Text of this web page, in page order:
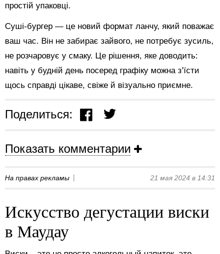
простій упаковці.
Суші-бургер — це новий формат ланчу, який поважає
ваш час. Він не забирає зайвого, не потребує зусиль,
не розчаровує у смаку. Це рішення, яке доводить:
навіть у будній день посеред графіку можна з’їсти
щось справді цікаве, свіже й візуально приємне.
Поделиться:
Показать комментарии
На правах рекламы 21 мая 2024 в 14:31
Искусство дегустации виски
в Маудау